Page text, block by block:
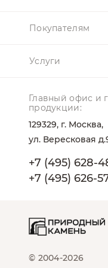
Размер таких
гранитной плитки
и цена от 1800 до
Производится
бывают также и
можно купить
или рустом по
плита "скала" с
Покупателям
Услуги
Главный офис и
продукции:
129329, г. Москва,
ул. Вересковая
+7 (495) 628-
+7 (495) 626-
© 2004-2026